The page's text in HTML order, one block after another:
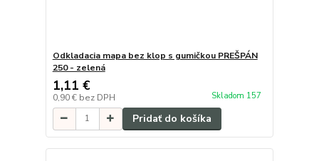
Odkladacia mapa bez klop s gumičkou PREŠPÁN
250 - zelená
1,11 €
0,90 € bez DPH Skladom 157
Pridať do košíka